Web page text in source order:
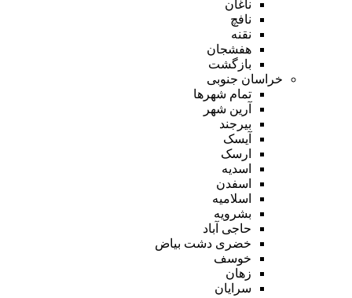
ناغان
نافچ
نقنه
هفشجان
بازگشت
خراسان جنوبی
تمام شهر‌ها
آرین شهر
بیرجند
آیسک
ارسک
اسدیه
اسفدن
اسلامیه
بشرویه
حاجی آباد
خضری دشت بیاض
خوسف
زهان
سرایان